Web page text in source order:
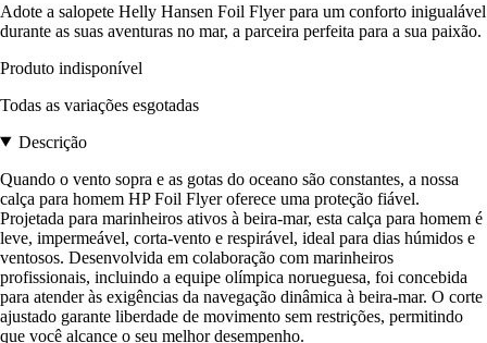
Adote a salopete Helly Hansen Foil Flyer para um conforto inigualável
durante as suas aventuras no mar, a parceira perfeita para a sua paixão.
Produto indisponível
Todas as variações esgotadas
Descrição
Quando o vento sopra e as gotas do oceano são constantes, a nossa
calça para homem HP Foil Flyer oferece uma proteção fiável.
Projetada para marinheiros ativos à beira-mar, esta calça para homem é
leve, impermeável, corta-vento e respirável, ideal para dias húmidos e
ventosos. Desenvolvida em colaboração com marinheiros
profissionais, incluindo a equipe olímpica norueguesa, foi concebida
para atender às exigências da navegação dinâmica à beira-mar. O corte
ajustado garante liberdade de movimento sem restrições, permitindo
que você alcance o seu melhor desempenho.